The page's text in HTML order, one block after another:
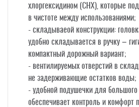
хлоргексидином (CHX), которые
в чистоте между использованиями;
- складываеой конструкции:
удобно складывается в ручку –
компактный дорожный вариант;
- вентилируемых отверстий в
не задерживающие остатков воды;
- удобной подушечки для большого
обеспечивает контроль и комфорт